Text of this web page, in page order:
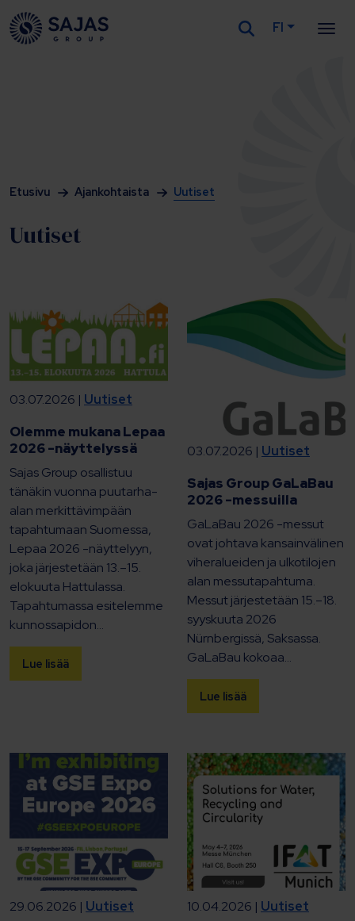
Siirry sisältöön
FI
Etusivu Ajankohtaista Uutiset
Uutiset
03.07.2026 | Uutiset
Olemme mukana Lepaa
2026 -näyttelyssä
Sajas Group osallistuu
tänäkin vuonna puutarha-
alan merkittävimpään
tapahtumaan Suomessa,
Lepaa 2026 -näyttelyyn,
joka järjestetään 13.–15.
elokuuta Hattulassa.
Tapahtumassa esitelemme
kunnossapidon...
Lue lisää
03.07.2026 | Uutiset
Sajas Group GaLaBau
2026 -messuilla
GaLaBau 2026 -messut
ovat johtava kansainvälinen
viheralueiden ja ulkotilojen
alan messutapahtuma.
Messut järjestetään 15.–18.
syyskuuta 2026
Nürnbergissä, Saksassa.
GaLaBau kokoaa...
Lue lisää
29.06.2026 | Uutiset 10.04.2026 | Uutiset